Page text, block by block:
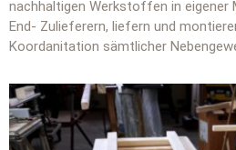
nachhaltigen Werkstoffen in eigener
End- Zulieferern, liefern und
Koordanitation sämtlicher